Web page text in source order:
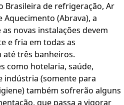
Brasileira de refrigeração, Ar
Aquecimento (Abrava), a
novas instalações devem
e fria em todas as
três banheiros.
como hotelaria, saúde,
indústria (somente para
também sofrerão alguns
que passa a vigorar